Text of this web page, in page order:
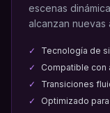
escenas
alcanzan nuevas
✓
Tecnología de
✓
Compatible con
✓
Transiciones
✓
Optimizado